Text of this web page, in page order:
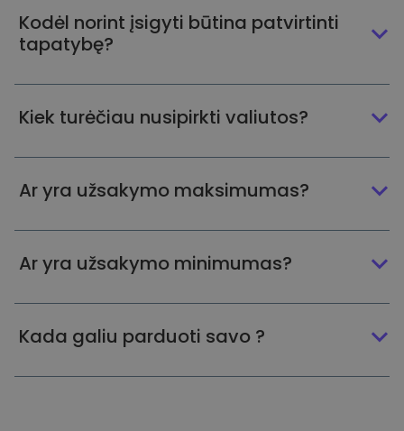
Kodėl norint įsigyti būtina patvirtinti
tapatybę?
Kiek turėčiau nusipirkti valiutos?
Ar yra užsakymo maksimumas?
Ar yra užsakymo minimumas?
Kada galiu parduoti savo ?